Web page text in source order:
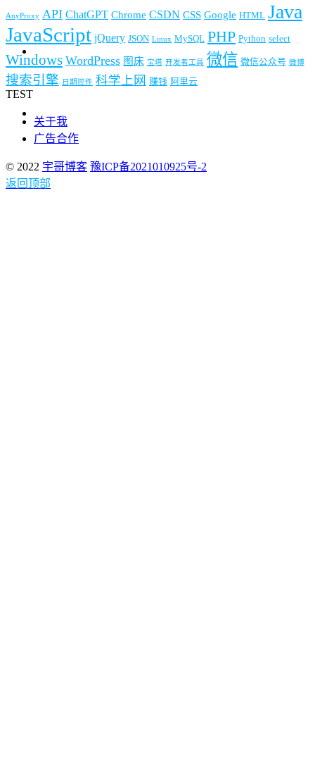
AnyProxy API ChatGPT Chrome CSDN CSS Google HTML Java
JavaScript jQuery JSON Linux MySQL PHP Python select
Windows WordPress 图床 宝塔 开发者工具 微信 微信公众号 微博
搜索引擎 日期控件 科学上网 赚钱 阿里云
TEST
关于我
广告合作
© 2022 宇哥博客 豫ICP备2021010925号-2
返回顶部